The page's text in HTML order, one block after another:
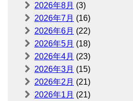
2026年8月 (3)
2026年7月 (16)
2026年6月 (22)
2026年5月 (18)
2026年4月 (23)
2026年3月 (15)
2026年2月 (21)
2026年1月 (21)